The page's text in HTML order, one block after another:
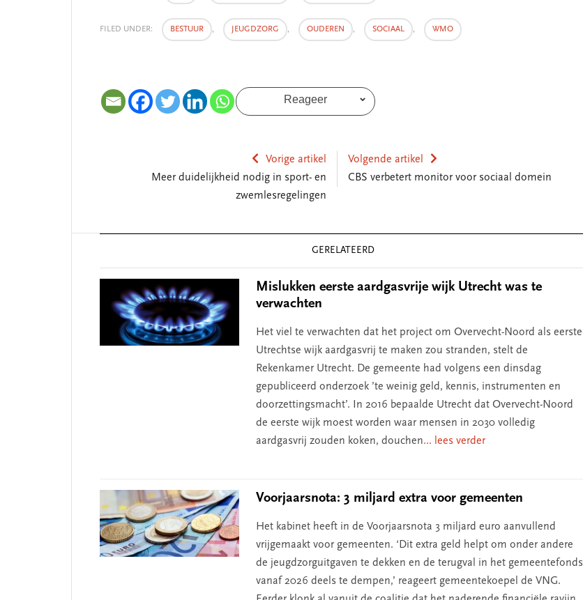
FILED UNDER: BESTUUR , JEUGDZORG , OUDEREN , SOCIAAL , WMO
Reageer
Vorige artikel
Meer duidelijkheid nodig in sport- en
zwemlesregelingen
Volgende artikel
CBS verbetert monitor voor sociaal domein
GERELATEERD
Mislukken eerste aardgasvrije wijk Utrecht was te
verwachten
Het viel te verwachten dat het project om Overvecht-Noord als eerste
Utrechtse wijk aardgasvrij te maken zou stranden, stelt de
Rekenkamer Utrecht. De gemeente had volgens een dinsdag
gepubliceerd onderzoek ’te weinig geld, kennis, instrumenten en
doorzettingsmacht’. In 2016 bepaalde Utrecht dat Overvecht-Noord
de eerste wijk moest worden waar mensen in 2030 volledig
aardgasvrij zouden koken, douchen... lees verder
Voorjaarsnota: 3 miljard extra voor gemeenten
Het kabinet heeft in de Voorjaarsnota 3 miljard euro aanvullend
vrijgemaakt voor gemeenten. ‘Dit extra geld helpt om onder andere
de jeugdzorguitgaven te dekken en de terugval in het gemeentefonds
vanaf 2026 deels te dempen,’ reageert gemeentekoepel de VNG.